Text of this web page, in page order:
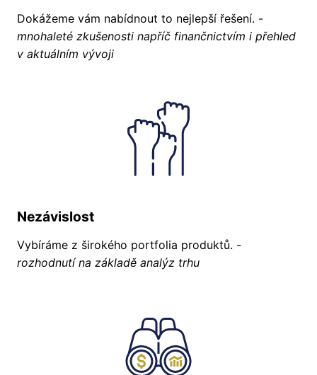
Dokážeme vám nabídnout to nejlepší řešení. -
mnohaleté zkušenosti napříč finančnictvím i přehled
v aktuálním vývoji
Nezávislost
Vybíráme z širokého portfolia produktů. -
rozhodnutí na základě analýz trhu